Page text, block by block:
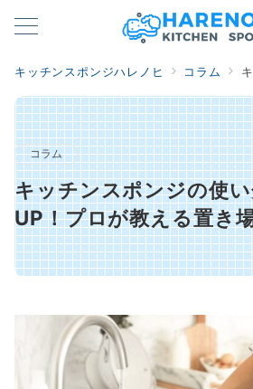
キッチンスポンジハレノヒ コラム キッ
コラム
キッチンスポンジの使
UP！プロが教える置き